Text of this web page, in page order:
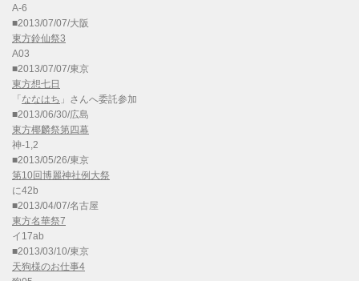
A-6
■2013/07/07/大阪
東方鈴仙祭3
A03
■2013/07/07/東京
東方想七日
「 ななはち 」さんへ委託参加
■2013/06/30/広島
東方椰麟祭第四幕
神-1,2
■2013/05/26/東京
第10回博麗神社例大祭
に42b
■2013/04/07/名古屋
東方名華祭7
イ17ab
■2013/03/10/東京
天狗様のお仕事4